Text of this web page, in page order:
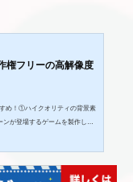
権フリーの高解像度
め！①ハイクオリティの背景素
が登場するゲームを製作した
です!しかも著作権フリー!背景に